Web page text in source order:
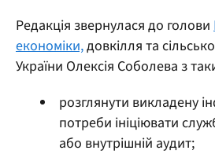
Редакція звернулася до голови
економіки,довкілля та
України Олексія Соболева з
розглянути викладену
потреби ініціювати
або внутрішній аудит;